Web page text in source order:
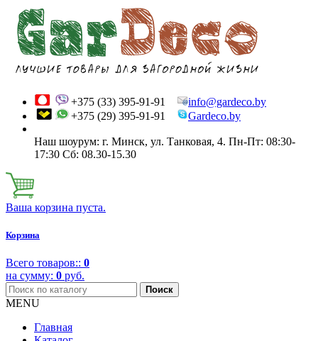
+375 (33) 395-91-91
info@gardeco.by
+375 (29) 395-91-91 Gardeco.by
Наш шоурум: г. Минск, ул. Танковая, 4. Пн-Пт: 08:30-
17:30 Сб: 08.30-15.30
Ваша корзина пуста.
Корзина
Всего товаров:: 0
на сумму: 0 руб.
Поиск
MENU
Главная